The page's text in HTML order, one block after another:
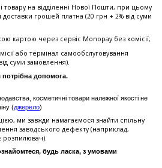
товару на відділенні Нової Пошти, при цьому
доставки грошей платна (20 грн + 2% від суми
картою через сервіс Monopay без комісії;
або термінал самообслуговування
суми замовлення).
потрібна допомога.
косметичні товари належної якості не
(джерело)
ми завжди намагаємося знайти спільну
заводського дефекту (наприклад,
розпилювач).
будь ласка, з умовами